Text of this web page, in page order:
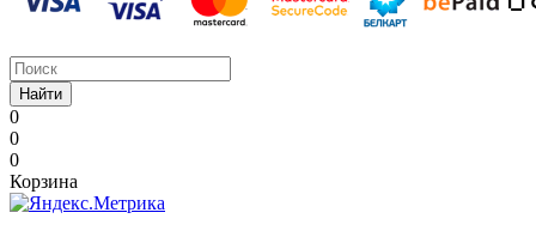
Найти
0
0
0
Корзина